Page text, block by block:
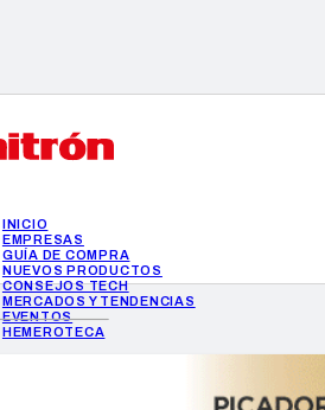
INICIO
EMPRESAS
GUÍA DE COMPRA
NUEVOS PRODUCTOS
CONSEJOS TECH
MERCADOS Y TENDENCIAS
EVENTOS
HEMEROTECA